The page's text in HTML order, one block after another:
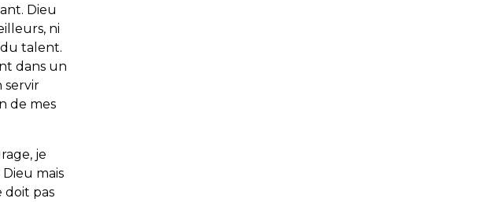
Dieu
ni
talent.
dans un
servir
de mes
je
mais
doit pas